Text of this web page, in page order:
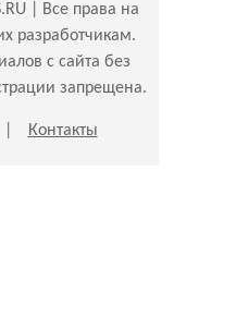
| Все права на
разработчикам.
с сайта без
запрещена.
Контакты